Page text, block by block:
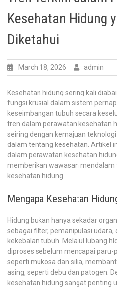
Kesehatan Hidung
Diketahui
March 18, 2026 admin
Kesehatan hidung sering kali
fungsi krusial dalam sistem
keseimbangan tubuh secara
tren dalam perawatan kesehatan
seiring dengan kemajuan
dalam tentang kesehatan. Artikel
dalam perawatan kesehatan
memberikan wawasan
kesehatan hidung.
Mengapa Kesehatan
Hidung bukan hanya sekadar
sebagai filter, pemanipulasi
kekebalan tubuh. Melalui lubang
diproses sebelum mencapai paru-
seperti mukosa dan silia,
asing, seperti debu dan patogen.
kesehatan hidung sangat penting